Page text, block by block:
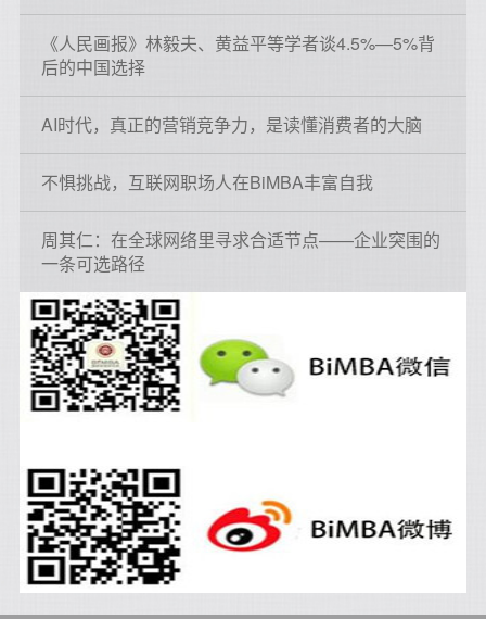
《人民画报》林毅夫、黄益平等学者谈4.5%—5%背
后的中国选择
AI时代，真正的营销竞争力，是读懂消费者的大脑
不惧挑战，互联网职场人在BiMBA丰富自我
周其仁：在全球网络里寻求合适节点——企业突围的
一条可选路径